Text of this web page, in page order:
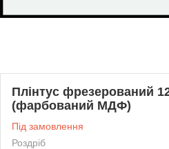
Плінтус фрезерований
(фарбований МДФ)
Під замовлення
Роздріб